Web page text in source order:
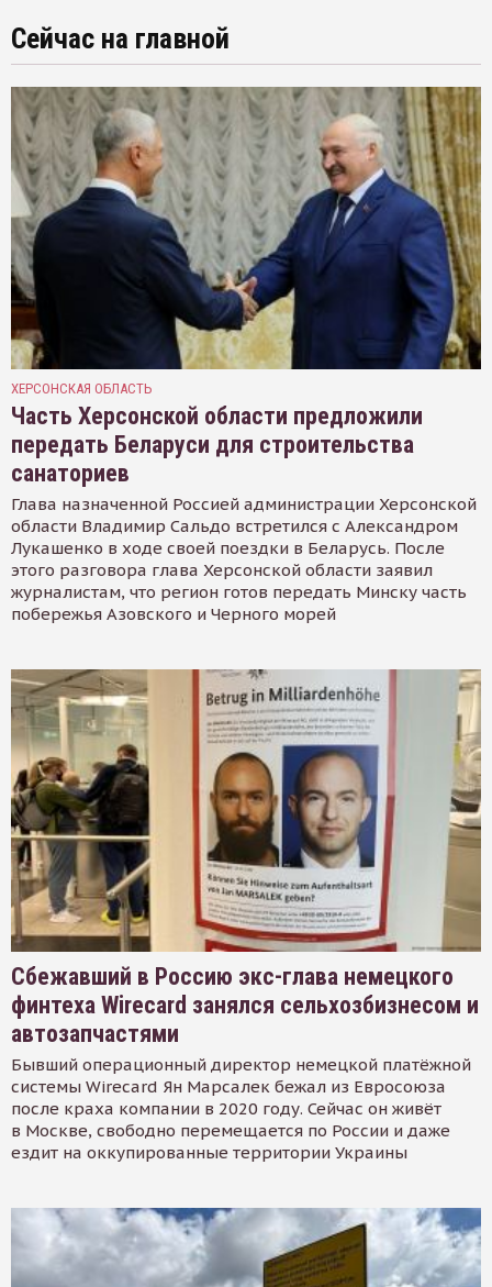
Сейчас на главной
ХЕРСОНСКАЯ ОБЛАСТЬ
Часть Херсонской области предложили
передать Беларуси для строительства
санаториев
Глава назначенной Россией администрации Херсонской
области Владимир Сальдо встретился с Александром
Лукашенко в ходе своей поездки в Беларусь. После
этого разговора глава Херсонской области заявил
журналистам, что регион готов передать Минску часть
побережья Азовского и Черного морей
Сбежавший в Россию экс-глава немецкого
финтеха Wirecard занялся сельхозбизнесом и
автозапчастями
Бывший операционный директор немецкой платёжной
системы Wirecard Ян Марсалек бежал из Евросоюза
после краха компании в 2020 году. Сейчас он живёт
в Москве, свободно перемещается по России и даже
ездит на оккупированные территории Украины